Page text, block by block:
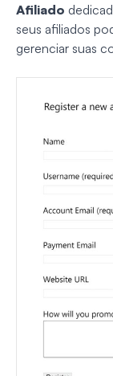
Afiliado
seus afiliados
gerenciar suas